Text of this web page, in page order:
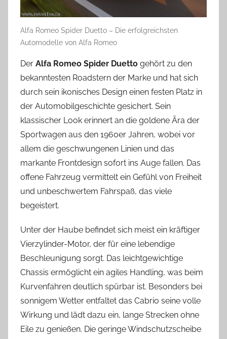
Alfa Romeo Spider Duetto – Die erfolgreichsten
Automodelle von Alfa Romeo
Der Alfa Romeo Spider Duetto gehört zu den
bekanntesten Roadstern der Marke und hat sich
durch sein ikonisches Design einen festen Platz in
der Automobilgeschichte gesichert. Sein
klassischer Look erinnert an die goldene Ära der
Sportwagen aus den 1960er Jahren, wobei vor
allem die geschwungenen Linien und das
markante Frontdesign sofort ins Auge fallen. Das
offene Fahrzeug vermittelt ein Gefühl von Freiheit
und unbeschwertem Fahrspaß, das viele
begeistert.
Unter der Haube befindet sich meist ein kräftiger
Vierzylinder-Motor, der für eine lebendige
Beschleunigung sorgt. Das leichtgewichtige
Chassis ermöglicht ein agiles Handling, was beim
Kurvenfahren deutlich spürbar ist. Besonders bei
sonnigem Wetter entfaltet das Cabrio seine volle
Wirkung und lädt dazu ein, lange Strecken ohne
Eile zu genießen. Die geringe Windschutzscheibe